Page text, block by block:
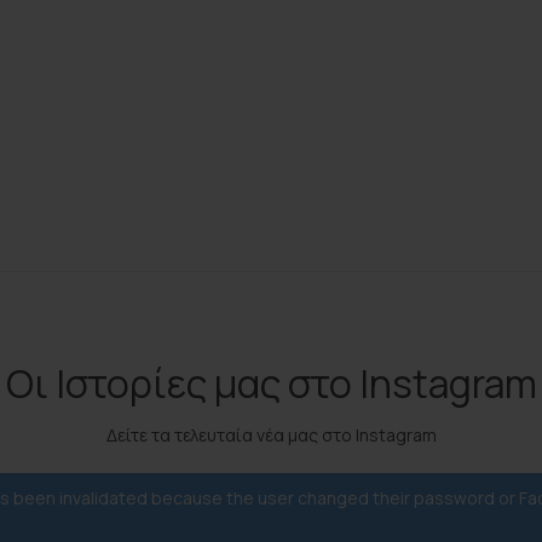
Οι Ιστορίες μας στο Instagram
Δείτε τα τελευταία νέα μας στο Instagram
been invalidated because the user changed their password or